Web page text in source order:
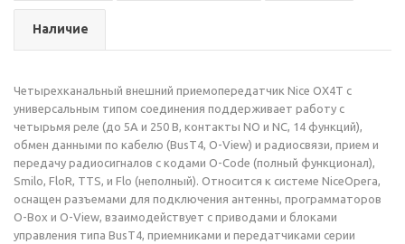
Наличие
Четырехканальный внешний приемопередатчик Nice OX4T с
универсальным типом соединения поддерживает работу с
четырьмя реле (до 5А и 250 В, контакты NO и NC, 14 функций),
обмен данными по кабелю (BusT4, O-View) и радиосвязи, прием и
передачу радиосигналов с кодами O-Code (полный функционал),
Smilo, FloR, TTS, и Flo (неполный). Относится к системе NiceOpera,
оснащен разъемами для подключения антенны, программаторов
O-Box и O-View, взаимодействует с приводами и блоками
управления типа BusT4, приемниками и передатчиками серии